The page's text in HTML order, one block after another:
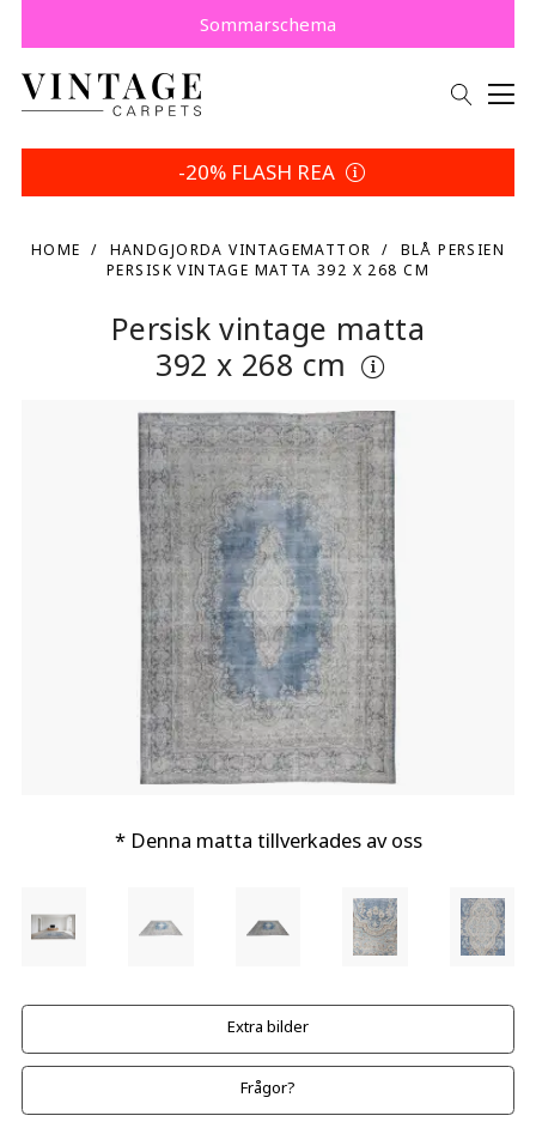
Spara 5 % | Dina returvillkor
Köp nu, betala senare med Klarna.
Sommarschema
-20% FLASH REA
HOME HANDGJORDA VINTAGEMATTOR
BLÅ PERSIEN
PERSISK VINTAGE MATTA 392 X 268 CM
Persisk vintage matta
392 x 268 cm
* Denna matta tillverkades av oss
Extra bilder
Frågor?